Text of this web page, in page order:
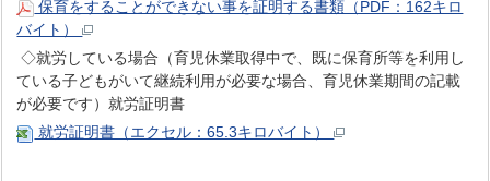
保育をすることができない事を証明する書類（PDF：162キロ
バイト）
◇就労している場合（育児休業取得中で、既に保育所等を利用し
ている子どもがいて継続利用が必要な場合、育児休業期間の記載
が必要です）就労証明書
就労証明書（エクセル：65.3キロバイト）